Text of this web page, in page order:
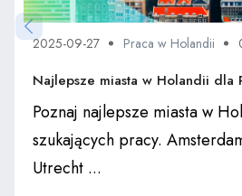
2025-09-27 Praca w Holandii
Najlepsze miasta w Holandii dla
Poznaj najlepsze miasta w
szukających pracy.
Utrecht ...